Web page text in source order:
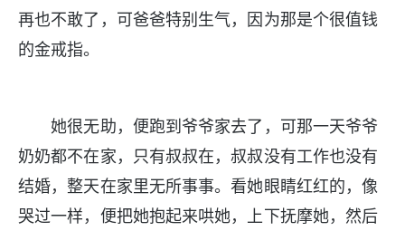
再也不敢了，可爸爸特别生气，因为那是个很值钱
的金戒指。
她很无助，便跑到爷爷家去了，可那一天爷爷
奶奶都不在家，只有叔叔在，叔叔没有工作也没有
结婚，整天在家里无所事事。看她眼睛红红的，像
哭过一样，便把她抱起来哄她，上下抚摩她，然后